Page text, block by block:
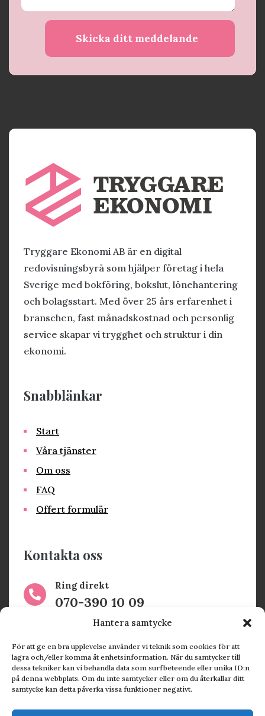
Hantera samtycke
För att ge en bra upplevelse använder vi teknik som cookies för att
lagra och/eller komma åt enhetsinformation. När du samtycker till
dessa tekniker kan vi behandla data som surfbeteende eller unika ID:n
på denna webbplats. Om du inte samtycker eller om du återkallar ditt
samtycke kan detta påverka vissa funktioner negativt.
Skicka ditt meddelande
Tryggare Ekonomi AB är en digital
redovisningsbyrå som hjälper företag i hela
Sverige med bokföring, bokslut, lönehantering
och bolagsstart. Med över 25 års erfarenhet i
branschen, fast månadskostnad och personlig
service skapar vi trygghet och struktur i din
ekonomi.
Snabblänkar
Start
Våra tjänster
Om oss
FAQ
Offert formulär
Kontakta oss

Ring direkt
070-390 10 09
jenny@tryggareekonomi.se

Kontorsvägen 12, 246 43